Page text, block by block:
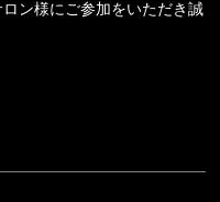
ン様にご参加をいただき誠